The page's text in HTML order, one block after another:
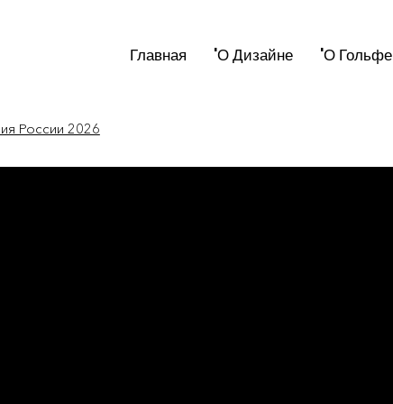
Главная 'О Дизайне 'О Гольфе
России 2026